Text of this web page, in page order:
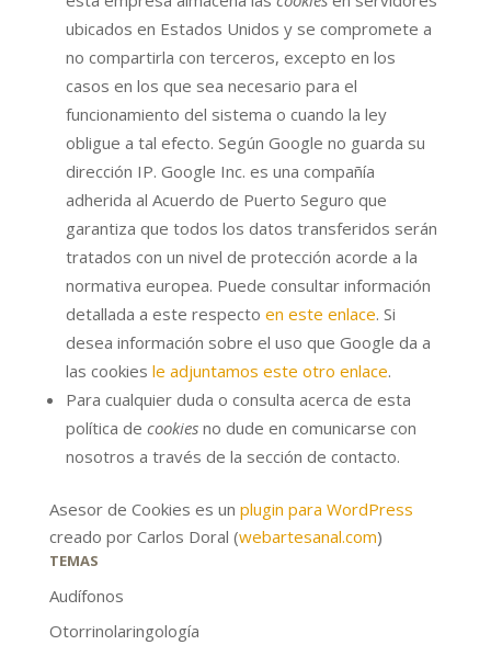
ubicados en Estados Unidos y se compromete a
no compartirla con terceros, excepto en los
casos en los que sea necesario para el
funcionamiento del sistema o cuando la ley
obligue a tal efecto. Según Google no guarda su
dirección IP. Google Inc. es una compañía
adherida al Acuerdo de Puerto Seguro que
garantiza que todos los datos transferidos serán
tratados con un nivel de protección acorde a la
normativa europea. Puede consultar información
detallada a este respecto en este enlace. Si
desea información sobre el uso que Google da a
las cookies le adjuntamos este otro enlace.
Para cualquier duda o consulta acerca de esta
política de cookiesno dude en comunicarse con
nosotros a través de la sección de contacto.
Asesor de Cookies es un plugin para WordPress
creado por Carlos Doral (webartesanal.com)
TEMAS
Audífonos
Otorrinolaringología